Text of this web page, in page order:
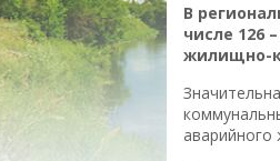
В
числе 126
жилищно-
аварийного